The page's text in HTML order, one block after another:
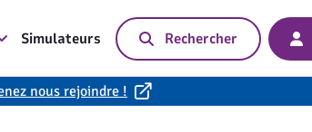
Simulateurs Rechercher
nous rejoindre !